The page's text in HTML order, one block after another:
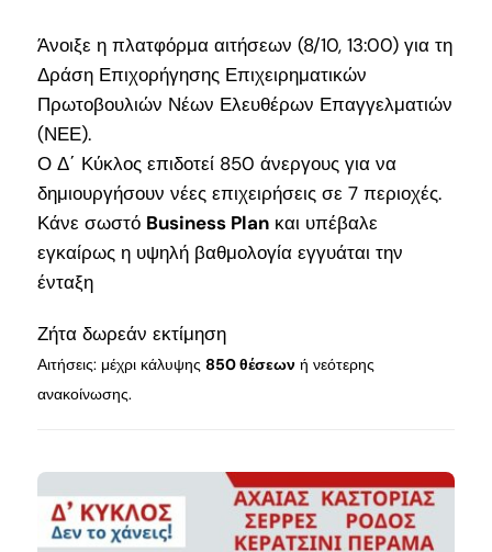
Άνοιξε η πλατφόρμα αιτήσεων (8/10, 13:00) για τη
Δράση Επιχορήγησης Επιχειρηματικών
Πρωτοβουλιών Νέων Ελευθέρων Επαγγελματιών
(ΝΕΕ).
Ο Δ΄ Κύκλος επιδοτεί 850 άνεργους για να
δημιουργήσουν νέες επιχειρήσεις σε 7 περιοχές.
Κάνε σωστό Business Plan και υπέβαλε
εγκαίρως η υψηλή βαθμολογία εγγυάται την
ένταξη
Ζήτα δωρεάν εκτίμηση
Αιτήσεις: μέχρι κάλυψης 850 θέσεων ή νεότερης
ανακοίνωσης.